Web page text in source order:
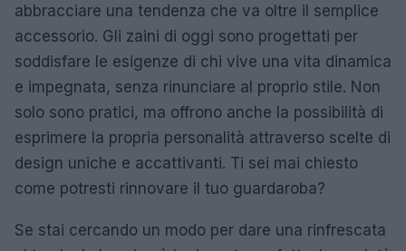
abbracciare una tendenza che va oltre il semplice
accessorio. Gli zaini di oggi sono progettati per
soddisfare le esigenze di chi vive una vita dinamica
e impegnata, senza rinunciare al proprio stile. Non
solo sono pratici, ma offrono anche la possibilità di
esprimere la propria personalità attraverso scelte di
design uniche e accattivanti. Ti sei mai chiesto
come potresti rinnovare il tuo guardaroba?
Se stai cercando un modo per dare una rinfrescata